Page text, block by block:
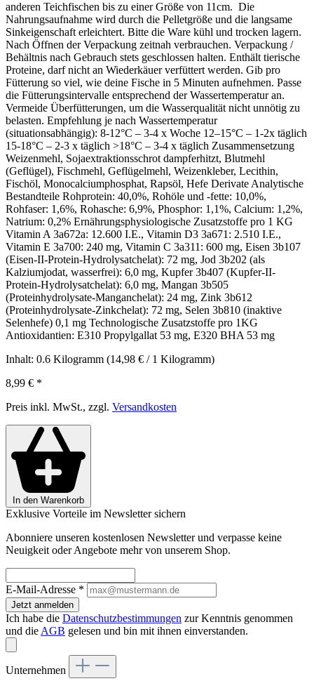
anderen Teichfischen bis zu einer Größe von 11cm. Die
Nahrungsaufnahme wird durch die Pelletgröße und die langsame
Sinkeigenschaft erleichtert. Bitte die Ware kühl und trocken lagern.
Nach Öffnen der Verpackung zeitnah verbrauchen. Verpackung /
Behältnis nach Gebrauch stets geschlossen halten. Enthält tierische
Proteine, darf nicht an Wiederkäuer verfüttert werden. Gib pro
Fütterung so viel, wie deine Fische in 5 Minuten aufnehmen. Passe
die Fütterungsintervalle entsprechend der Wassertemperatur an.
Vermeide Überfütterungen, um die Wasserqualität nicht unnötig zu
belasten. Empfehlung je nach Wassertemperatur
(situationsabhängig): 8-12°C – 3-4 x Woche 12–15°C – 1-2x täglich
15-18°C – 2-3 x täglich >18°C – 3-4 x täglich Zusammensetzung
Weizenmehl, Sojaextraktionsschrot dampferhitzt, Blutmehl
(Geflügel), Fischmehl, Geflügelmehl, Weizenkleber, Lecithin,
Fischöl, Monocalciumphosphat, Rapsöl, Hefe Derivate Analytische
Bestandteile Rohprotein: 40,0%, Rohöle und -fette: 10,0%,
Rohfaser: 1,6%, Rohasche: 6,9%, Phosphor: 1,1%, Calcium: 1,2%,
Natrium: 0,2% Ernährungsphysiologische Zusatzstoffe pro 1 KG
Vitamin A 3a672a: 12.600 I.E., Vitamin D3 3a671: 2.510 I.E.,
Vitamin E 3a700: 240 mg, Vitamin C 3a311: 600 mg, Eisen 3b107
(Eisen-II-Protein-Hydrolysatchelat): 72 mg, Jod 3b202 (als
Kalziumjodat, wasserfrei): 6,0 mg, Kupfer 3b407 (Kupfer-II-
Protein-Hydrolysatchelat): 6,0 mg, Mangan 3b505
(Proteinhydrolysate-Manganchelat): 24 mg, Zink 3b612
(Proteinhydrolysate-Zinkchelat): 72 mg, Selen 3b810 (inaktive
Selenhefe) 0,1 mg Technologische Zusatzstoffe pro 1KG
Antioxidantien: E310 Propylgallat 53 mg, E320 BHA 53 mg
Inhalt: 0.6 Kilogramm (14,98 € / 1 Kilogramm)
8,99 € *
Preis inkl. MwSt., zzgl. Versandkosten
In den Warenkorb
Exklusive Vorteile im Newsletter sichern
Abonniere unseren kostenlosen Newsletter und verpasse keine
Neuigkeit oder Angebote mehr von unserem Shop.
E-Mail-Adresse *
Jetzt anmelden
Ich habe die Datenschutzbestimmungen zur Kenntnis genommen
und die AGB gelesen und bin mit ihnen einverstanden.
Unternehmen